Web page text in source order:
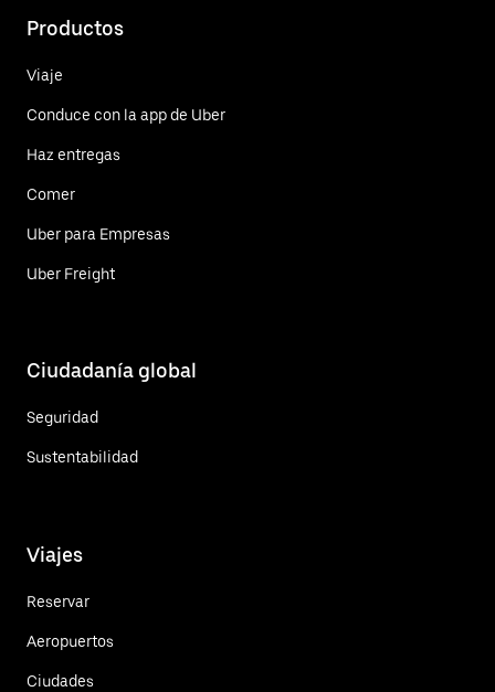
Productos
Viaje
Conduce con la app de Uber
Haz entregas
Comer
Uber para Empresas
Uber Freight
Ciudadanía global
Seguridad
Sustentabilidad
Viajes
Reservar
Aeropuertos
Ciudades